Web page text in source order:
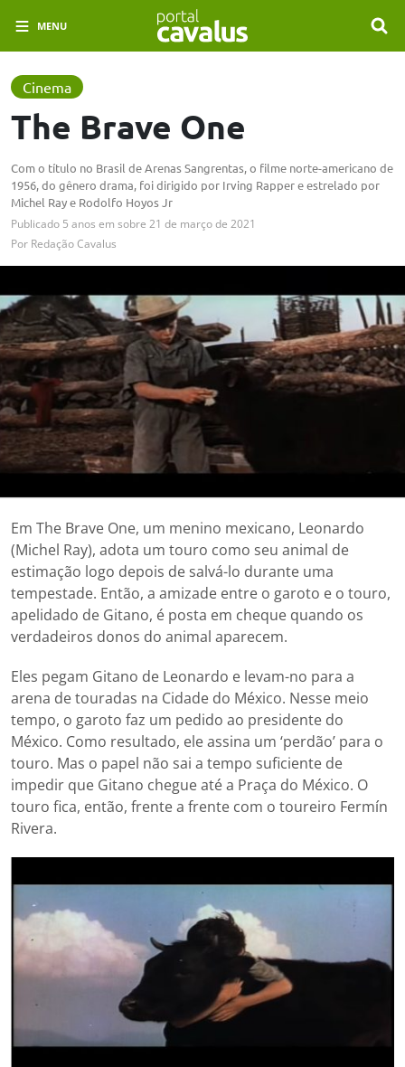
MENU
Cinema
The Brave One
Com o título no Brasil de Arenas Sangrentas, o filme norte-americano de
1956, do gênero drama, foi dirigido por Irving Rapper e estrelado por
Michel Ray e Rodolfo Hoyos Jr
Publicado 5 anos em sobre 21 de março de 2021
Por Redação Cavalus
Em The Brave One, um menino mexicano, Leonardo
(Michel Ray), adota um touro como seu animal de
estimação logo depois de salvá-lo durante uma
tempestade. Então, a amizade entre o garoto e o touro,
apelidado de Gitano, é posta em cheque quando os
verdadeiros donos do animal aparecem.
Eles pegam Gitano de Leonardo e levam-no para a
arena de touradas na Cidade do México. Nesse meio
tempo, o garoto faz um pedido ao presidente do
México. Como resultado, ele assina um ‘perdão’ para o
touro. Mas o papel não sai a tempo suficiente de
impedir que Gitano chegue até a Praça do México. O
touro fica, então, frente a frente com o toureiro Fermín
Rivera.